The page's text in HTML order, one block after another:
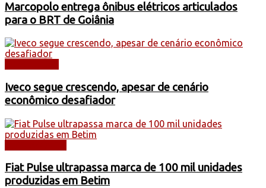
Marcopolo entrega ônibus elétricos articulados
para o BRT de Goiânia
Iveco segue crescendo, apesar de cenário
econômico desafiador
Fiat Pulse ultrapassa marca de 100 mil unidades
produzidas em Betim